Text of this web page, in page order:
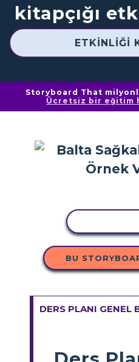
kitapçığı
ETKINLIĞI
Storyboard That
Ücretsiz bir eğitim
BU
DERS PLANI GENEL